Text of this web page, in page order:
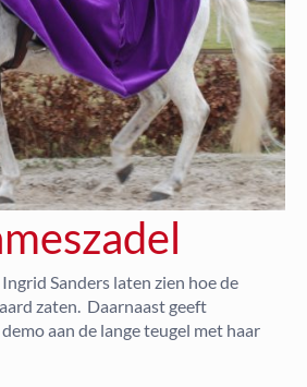
Sanders laten zien hoe de
zaten. Daarnaast geeft
aan de lange teugel met haar